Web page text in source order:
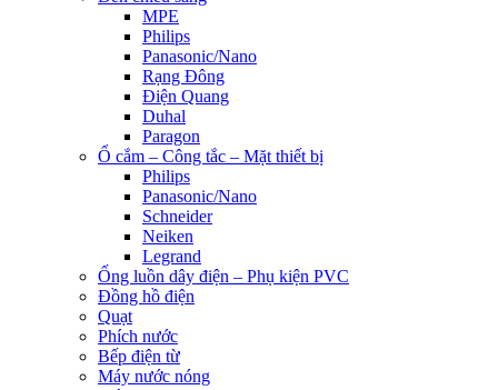
MPE
Philips
Panasonic/Nano
Rạng Đông
Điện Quang
Duhal
Paragon
Ổ cắm – Công tắc – Mặt thiết bị
Philips
Panasonic/Nano
Schneider
Neiken
Legrand
Ống luồn dây điện – Phụ kiện PVC
Đồng hồ điện
Quạt
Phích nước
Bếp điện từ
Máy nước nóng